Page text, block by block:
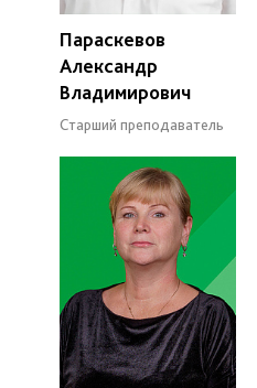
Параскевов
Александр
Владимирович
Старший преподаватель